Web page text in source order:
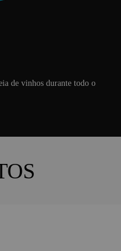
de vinhos durante todo o